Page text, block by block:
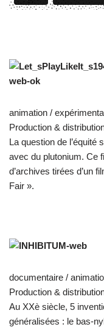
animation /
Production &
La question de l’équité
avec du plutonium. Ce
d’archives tirées d’un
Fair ».
documentaire /
Production &
Au XXè siècle, 5
généralisées : le bas-